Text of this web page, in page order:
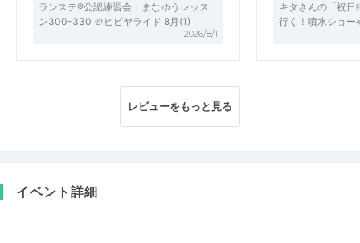
ランステ®公認練習会：まなゆうレッス
ン300-330 ＠ヒビヤライド 8月(1)
2026/8/1
キタさんの「祝日
行く！噴水ショ
レビューをもっと見る
イベント詳細